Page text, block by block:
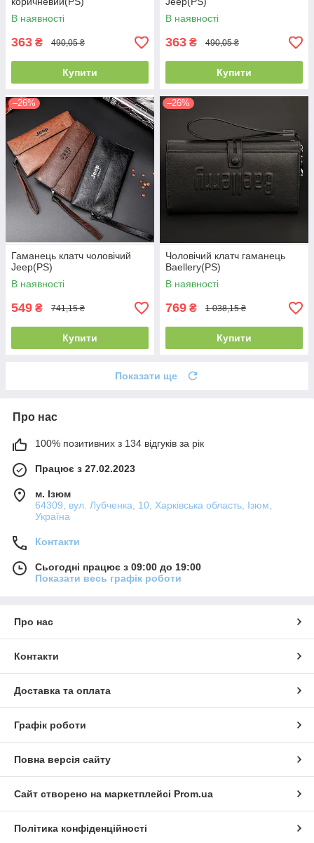
В наявності
363 ₴ 490,05 ₴
Купити
В наявності
363 ₴ 490,05 ₴
Купити
–26%
Гаманець клатч чоловічий
Jeep(PS)
В наявності
549 ₴ 741,15 ₴
Купити
–26%
Чоловічий клатч гаманець
Baellery(PS)
В наявності
769 ₴ 1 038,15 ₴
Купити
Показати ще
Про нас
100% позитивних з 134 відгуків за рік
Працює з 27.02.2023
м. Ізюм
64309, вул. Лубченка, 10, Харківська область, Ізюм,
Україна
Контакти
Сьогодні працює з 09:00 до 19:00
Показати весь графік роботи
Про нас
Контакти
Доставка та оплата
Графік роботи
Повна версія сайту
Сайт створено на маркетплейсі Prom.ua
Політика конфіденційності